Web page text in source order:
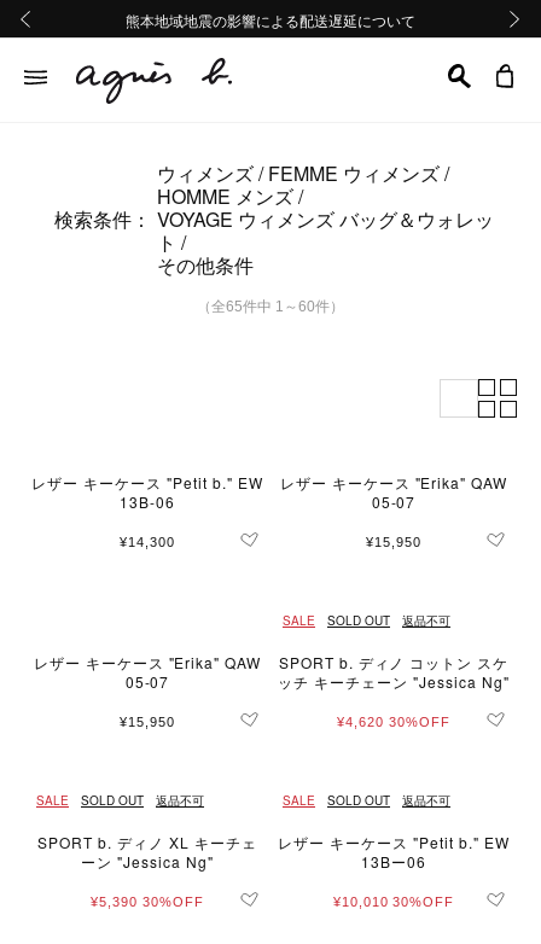
熊本地域地震の影響による配送遅延について
Summer Sale 2buy10%OFF!!
熊本地域地震の影響による配送遅延について
Summer Sale 2buy10%OFF!!
検索条件：
ウィメンズ FEMME ウィメンズ
HOMME メンズ
VOYAGE ウィメンズ バッグ＆ウォレッ
ト
その他条件
（全65件中 1～60件）
レザー キーケース "Petit b." EW
13B-06
¥14,300
レザー キーケース "Erika" QAW
05-07
¥15,950
レザー キーケース "Erika" QAW
05-07
¥15,950
SALE SOLD OUT 返品不可
SPORT b. ディノ コットン スケ
ッチ キーチェーン "Jessica Ng"
¥4,620 30%OFF
SALE SOLD OUT 返品不可
SPORT b. ディノ XL キーチェ
ーン "Jessica Ng"
¥5,390 30%OFF
SALE SOLD OUT 返品不可
レザー キーケース "Petit b." EW
13Bー06
¥10,010 30%OFF